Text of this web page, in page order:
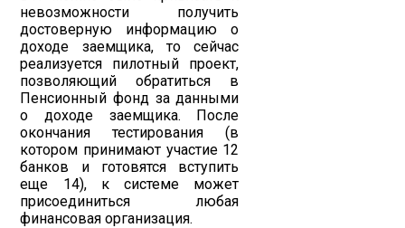
невозможности получить
достоверную информацию о
доходе заемщика, то сейчас
реализуется пилотный проект,
позволяющий обратиться в
Пенсионный фонд за данными
о доходе заемщика. После
окончания тестирования (в
котором принимают участие 12
банков и готовятся вступить
еще 14), к системе может
присоединиться любая
финансовая организация.